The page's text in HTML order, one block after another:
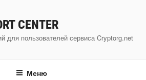
CENTER
для пользователей сервиса Cryptorg.net
Меню